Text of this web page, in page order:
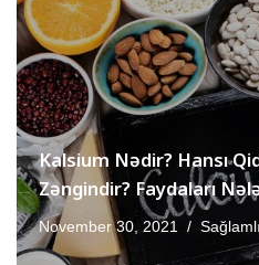
Kalsium Nədir? Hansı
Zəngindir? Faydaları
November 30, 2021